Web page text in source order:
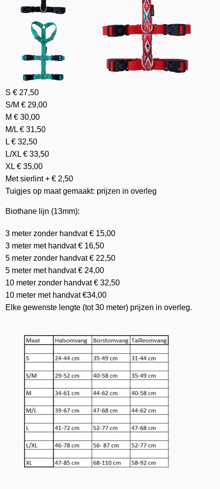
S € 27,50
S/M € 29,00
M € 30,00
M/L € 31,50
L € 32,50
L/XL € 33,50
XL € 35,00
Met sierlint + € 2,50
Tuigjes op maat gemaakt: prijzen in overleg
Biothane lijn (13mm):
3 meter zonder handvat € 15,00
3 meter met handvat € 16,50
5 meter zonder handvat € 22,50
5 meter met handvat € 24,00
10 meter zonder handvat € 32,50
10 meter met handvat €34,00
Elke gewenste lengte (tot 30 meter) prijzen in overleg.